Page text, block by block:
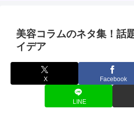
美容コラムのネタ集！話
イデア
X Facebook
LINE